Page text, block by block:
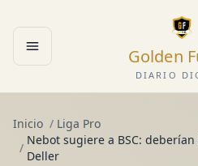
Abrir menú Golden
DIARIO
Inicio / Liga Pro
/
Nebot sugiere a BSC:
Deller